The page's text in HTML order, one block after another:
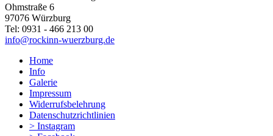
Ohmstraße 6
97076 Würzburg
Tel: 0931 - 466 213 00
info@rockinn-wuerzburg.de
Home
Info
Galerie
Impressum
Widerrufsbelehrung
Datenschutzrichtlinien
> Instagram